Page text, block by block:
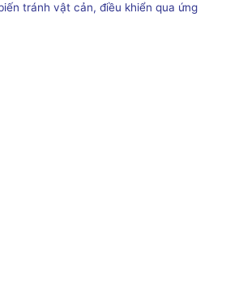
tránh vật cản, điều khiển qua ứng